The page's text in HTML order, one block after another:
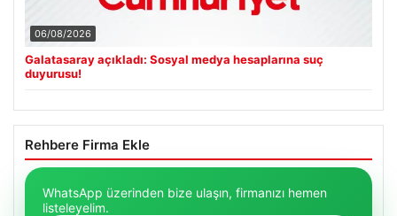
06/08/2026
Galatasaray açıkladı: Sosyal medya hesaplarına suç
duyurusu!
Rehbere Firma Ekle
WhatsApp üzerinden bize ulaşın, firmanızı hemen
listeleyelim.